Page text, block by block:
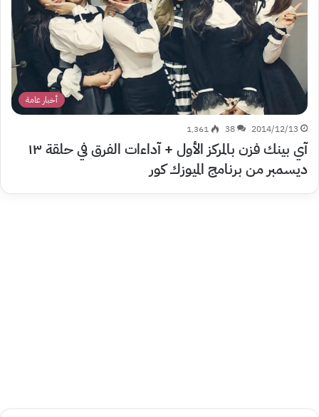
أخبار عامة
2014/12/13
38 1٬361
آي بينك فزن بالمركز الأول + آداءات الفرق في حلقة ١٣
ديسمبر من برنامج الميوزك كور